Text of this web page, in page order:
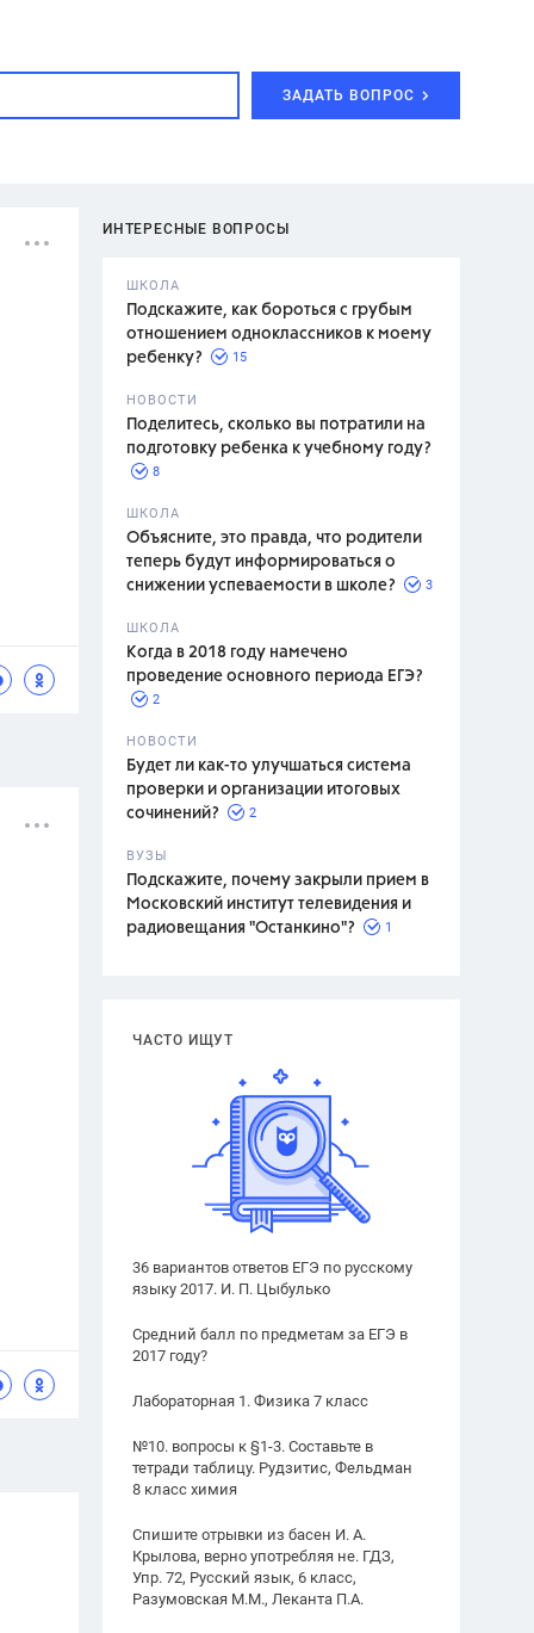
ЗАДАТЬ ВОПРОС
ИНТЕРЕСНЫЕ ВОПРОСЫ
ШКОЛА
Подскажите, как бороться с грубым
отношением одноклассников к моему
ребенку?
15
НОВОСТИ
Поделитесь, сколько вы потратили на
подготовку ребенка к учебному году?
8
ШКОЛА
Объясните, это правда, что родители
теперь будут информироваться о
снижении успеваемости в школе?
3
ШКОЛА
Когда в 2018 году намечено
проведение основного периода ЕГЭ?
2
НОВОСТИ
Будет ли как-то улучшаться система
проверки и организации итоговых
сочинений?
2
ВУЗЫ
Подскажите, почему закрыли прием в
Московский институт телевидения и
радиовещания "Останкино"?
1
ЧАСТО ИЩУТ
36 вариантов ответов ЕГЭ по русскому
языку 2017. И. П. Цыбулько
Средний балл по предметам за ЕГЭ в
2017 году?
Лабораторная 1. Физика 7 класс
№10. вопросы к §1-3. Составьте в
тетради таблицу. Рудзитис, Фельдман
8 класс химия
Спишите отрывки из басен И. А.
Крылова, верно употребляя не. ГДЗ,
Упр. 72, Русский язык, 6 класс,
Разумовская М.М., Леканта П.А.